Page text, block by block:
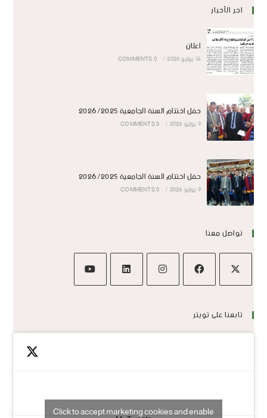
اخر الأخبار
اعلان
14 يوليو 2026 /
0 COMMENTS
حفل اختتام السنة الجامعية 2026/2025
9 يوليو 2026 /
0 COMMENTS
حفل اختتام السنة الجامعية 2026/2025
9 يوليو 2026 /
0 COMMENTS
تواصل معنا
تابعنا على تويتر
Click to accept marketing cookies and enable